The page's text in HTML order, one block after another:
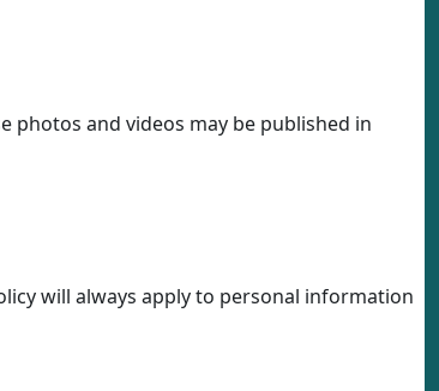
photos and videos may be published in
will always apply to personal information